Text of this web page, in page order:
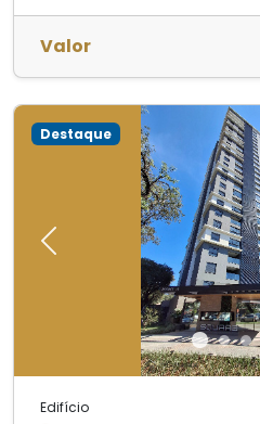
Valor
Previous
Destaque
Edifício